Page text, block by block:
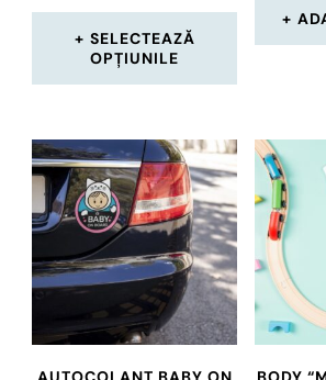
SELECTEAZĂ
OPȚIUNILE
produs
are
mai
multe
variații.
Opțiunile
pot